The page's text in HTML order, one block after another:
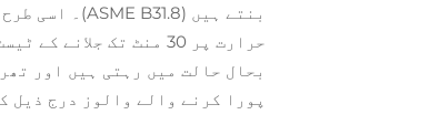
حرارت پر 30 منٹ تک
بحال حالت میں رہتی ہیں اور
پورا کرنے والے والوز درج ذیل